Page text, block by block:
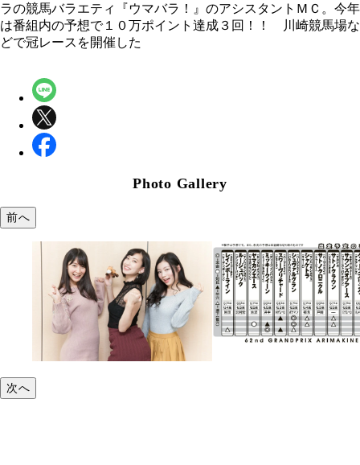
ラの競馬バラエティ『ウマバラ！』のアシスタントＭＣ。今年
は番組内の予想で１０万ポイント達成３回！！ 川崎競馬場な
どで冠レースを開催した
Photo Gallery
前へ
次へ